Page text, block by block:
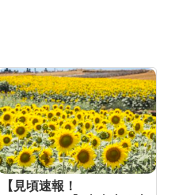
【見頃速報！